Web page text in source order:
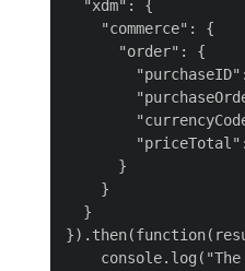
  "xdm": {
    "commerce": {
      "order": {
      }
    }
  }